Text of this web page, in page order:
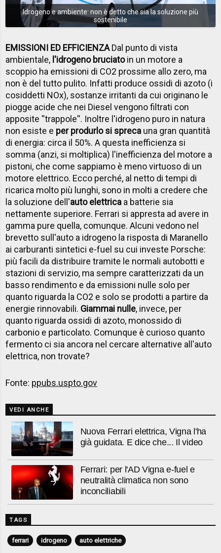
Idrogeno e ambiente: non è detto che sia la soluzione più
sostenibile
EMISSIONI ED EFFICIENZADal punto di vista
ambientale, l'idrogeno bruciatoin un motore a
scoppio ha emissioni di CO2 prossime allo zero, ma
non è del tutto pulito. Infatti produce ossidi di azoto (i
cosiddetti NOx), sostanze irritanti da cui originano le
piogge acide che nei Diesel vengono filtrati con
apposite ''trappole''. Inoltre l'idrogeno puro in natura
non esiste e per produrlo si spreca una gran quantità
di energia: circa il 50%. A questa inefficienza si
somma (anzi, si moltiplica) l'inefficienza del motore a
pistoni, che come sappiamo è meno virtuoso di un
motore elettrico. Ecco perché, al netto di tempi di
ricarica molto più lunghi, sono in molti a credere che
la soluzione dell'auto elettrica a batterie sia
nettamente superiore. Ferrari si appresta ad avere in
gamma pure quella, comunque. Alcuni vedono nel
brevetto sull'auto a idrogeno la risposta di Maranello
ai carburanti sintetici e-fuel su cui investe Porsche:
più facili da distribuire tramite le normali autobotti e
stazioni di servizio, ma sempre caratterizzati da un
basso rendimento e da emissioni nulle solo per
quanto riguarda la CO2 e solo se prodotti a partire da
energie rinnovabili. Giammai nulle, invece, per
quanto riguarda ossidi di azoto, monossido di
carbonio e particolato. Comunque è curioso quanto
fermento ci sia ancora nel cercare alternative all'auto
elettrica, non trovate?
Fonte: ppubs.uspto.gov
VEDI ANCHE
Nuova Ferrari elettrica, Vigna l'ha
già guidata. E dice che... Il video
Ferrari: per l'AD Vigna e-fuel e
neutralità climatica non sono
inconciliabili
TAGS
ferrari idrogeno auto elettriche